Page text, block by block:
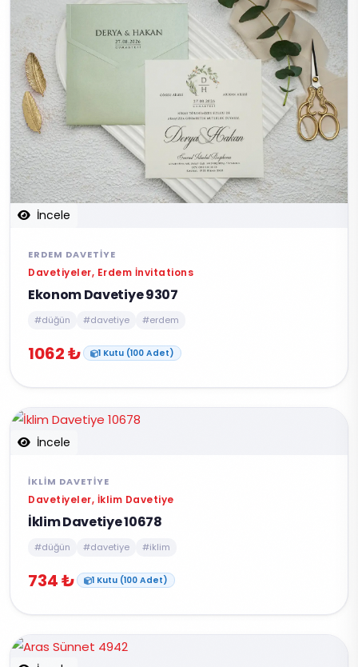
İncele
ERDEM DAVETIYE
Davetiyeler, Erdem İnvitations
Ekonom Davetiye 9307
#düğün #davetiye #erdem
1062 ₺ 1 Kutu (100 Adet)
İncele
İKLIM DAVETIYE
Davetiyeler, İklim Davetiye
İklim Davetiye 10678
#düğün #davetiye #iklim
734 ₺ 1 Kutu (100 Adet)